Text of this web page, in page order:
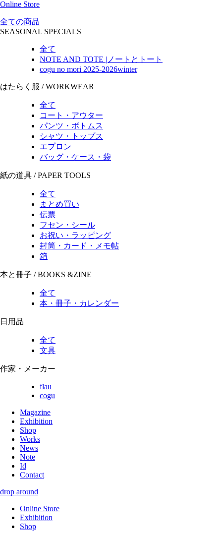
Online Store
全ての商品
SEASONAL SPECIALS
全て
NOTE AND TOTE |ノートとトート
cogu no mori 2025-2026winter
はたらく服 / WORKWEAR
全て
コート・アウター
パンツ・ボトムス
シャツ・トップス
エプロン
バッグ・ケース・袋
紙の道具 / PAPER TOOLS
全て
まとめ買い
伝票
フセン・シール
お祝い・ラッピング
封筒・カード・メモ帖
箱
本と冊子 / BOOKS &ZINE
全て
本・冊子・カレンダー
日用品
全て
文具
作家・メーカー
flau
cogu
Magazine
Exhibition
Shop
Works
News
Note
Id
Contact
drop around
Online Store
Exhibition
Shop